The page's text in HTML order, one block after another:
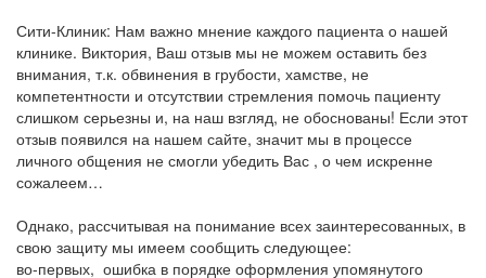
Сити-Клиник: Нам важно мнение каждого пациента о нашей
клинике. Виктория, Ваш отзыв мы не можем оставить без
внимания, т.к. обвинения в грубости, хамстве, не
компетентности и отсутствии стремления помочь пациенту
слишком серьезны и, на наш взгляд, не обоснованы! Если этот
отзыв появился на нашем сайте, значит мы в процессе
личного общения не смогли убедить Вас , о чем искренне
сожалеем…
Однако, рассчитывая на понимание всех заинтересованных, в
свою защиту мы имеем сообщить следующее:
во-первых, ошибка в порядке оформления упомянутого